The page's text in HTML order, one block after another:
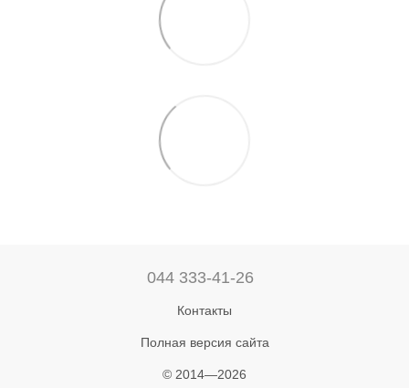
044 333-41-26
Контакты
Полная версия сайта
© 2014—2026